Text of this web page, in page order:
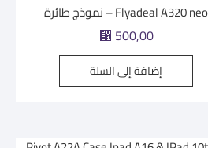
Flyadeal A320 neo – نموذج طائرة
⃁ 500,00
إضافة إلى السلة